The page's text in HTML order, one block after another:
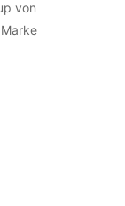
von